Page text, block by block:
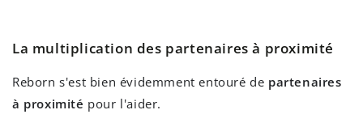
La multiplication des partenaires à proximité
Reborn s'est bien évidemment entouré de partenaires
à proximité pour l'aider.